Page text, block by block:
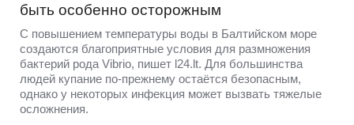
быть особенно осторожным
С повышением температуры воды в Балтийском море
создаются благоприятные условия для размножения
бактерий рода Vibrio, пишет l24.lt. Для большинства
людей купание по-прежнему остаётся безопасным,
однако у некоторых инфекция может вызвать тяжелые
осложнения.